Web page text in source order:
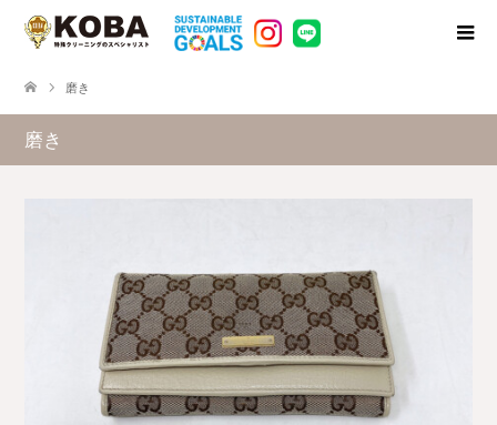
磨き
磨き